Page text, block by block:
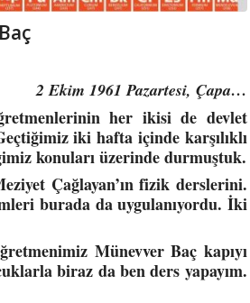
2 Ekim 1961 Pazartesi, Çapa…
her ikisi de devlet
iki hafta içinde karşılıklı
konuları üzerinde durmuştuk.
Çağlayan’ın fizik derslerini.
burada da uygulanıyordu. İki
Münevver Baç kapıyı
biraz da ben ders yapayım.